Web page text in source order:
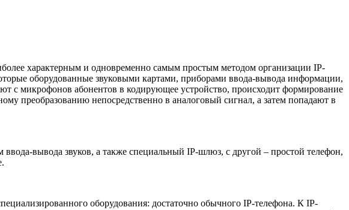
характерным и одновременно самым простым методом организации IP-
оборудованные звуковыми картами, приборами ввода-вывода информации,
микрофонов абонентов в кодирующее устройство, происходит формирование
преобразованию непосредственно в аналоговый сигнал, а затем попадают в
вывода звуков, а также специальный IP-шлюз, с другой – простой телефон,
оборудования: достаточно обычного IP-телефона. К IP-